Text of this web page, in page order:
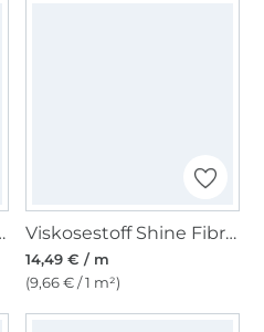
braun Viskosestoff Shine Fibre Mood, grün
14,49 € / m
(9,66 € / 1 m²)